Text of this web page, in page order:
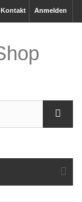
Anmelden
Kontakt